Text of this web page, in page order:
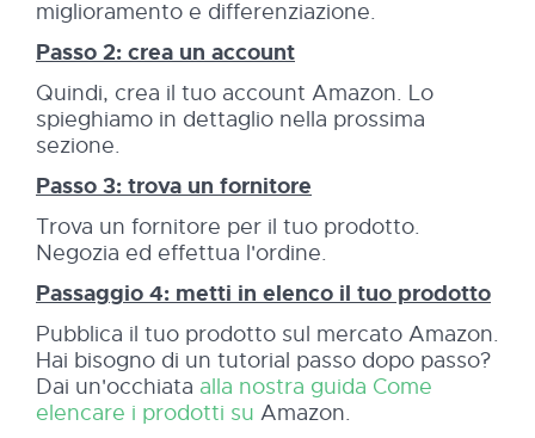
miglioramento e differenziazione.
Passo 2: crea un account
Quindi, crea il tuo account Amazon. Lo
spieghiamo in dettaglio nella prossima
sezione.
Passo 3: trova un fornitore
Trova un fornitore per il tuo prodotto.
Negozia ed effettua l'ordine.
Passaggio 4: metti in elenco il tuo prodotto
Pubblica il tuo prodotto sul mercato Amazon.
Hai bisogno di un tutorial passo dopo passo?
Dai un'occhiata alla nostra guida Come
elencare i prodotti su Amazon.